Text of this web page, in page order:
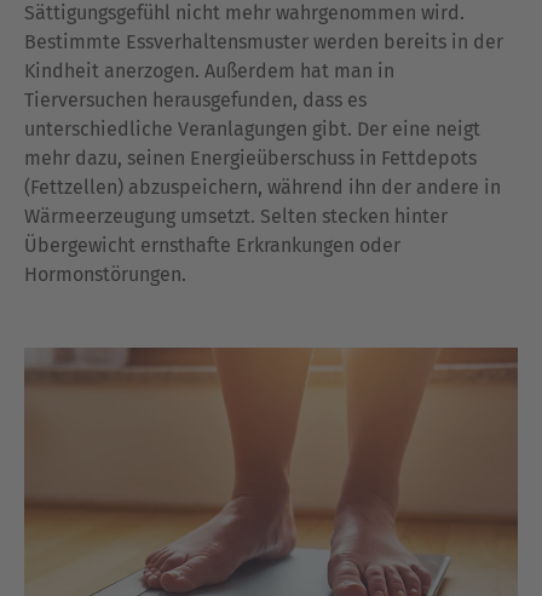
Sättigungsgefühl nicht mehr wahrgenommen wird.
Bestimmte Essverhaltensmuster werden bereits in der
Kindheit anerzogen. Außerdem hat man in
Tierversuchen herausgefunden, dass es
unterschiedliche Veranlagungen gibt. Der eine neigt
mehr dazu, seinen Energieüberschuss in Fettdepots
(Fettzellen) abzuspeichern, während ihn der andere in
Wärmeerzeugung umsetzt. Selten stecken hinter
Übergewicht ernsthafte Erkrankungen oder
Hormonstörungen.